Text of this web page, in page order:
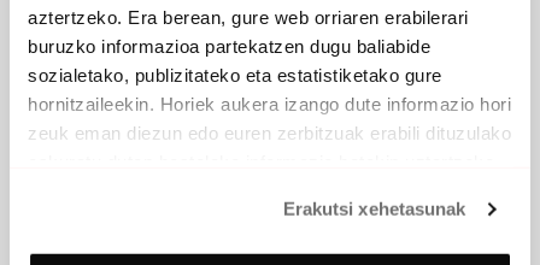
aztertzeko. Era berean, gure web orriaren erabilerari
buruzko informazioa partekatzen dugu baliabide
sozialetako, publizitateko eta estatistiketako gure
hornitzaileekin. Horiek aukera izango dute informazio hori
zeuk eman diezun edo euren zerbitzuak erabili dituzulako
Erakutsi xehetasunak